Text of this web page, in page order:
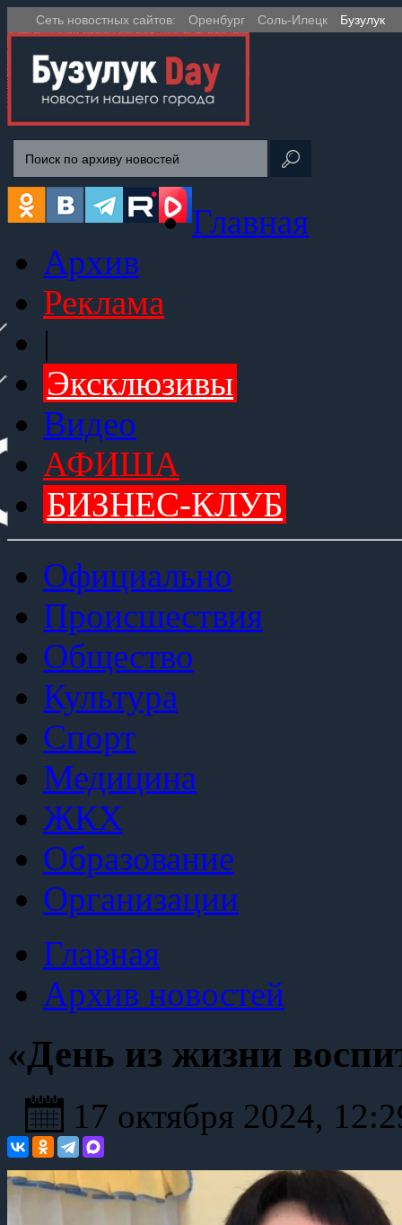
Сеть новостных сайтов: Оренбург Соль-Илецк Бузулук
Главная
Архив
Реклама
|
Эксклюзивы
Видео
АФИША
БИЗНЕС-КЛУБ
Официально
Происшествия
Общество
Культура
Спорт
Медицина
ЖКХ
Образование
Организации
Главная
Архив новостей
«День из жизни
17 октября 2024,